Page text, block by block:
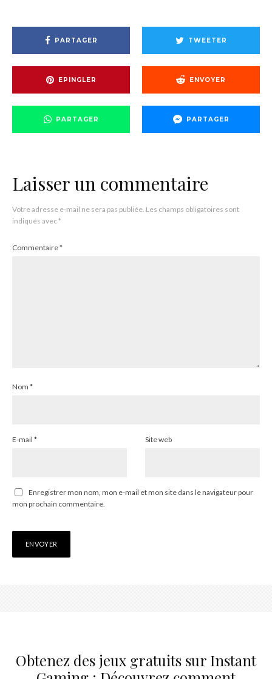
PARTAGER TWEETER
EPINGLER ENVOYER
PARTAGER PARTAGER
Laisser un commentaire
Votre adresse e-mail ne sera pas publiée. Les champs obligatoires sont
indiqués avec*
Commentaire*
Nom *
E-mail * Site web
Enregistrer mon nom, mon e-mail et mon site dans le navigateur pour
mon prochain commentaire.
Obtenez des jeux gratuits sur Instant